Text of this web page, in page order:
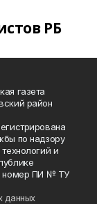
РБ
газета
район
по надзору
и
номер ПИ № ТУ
данных